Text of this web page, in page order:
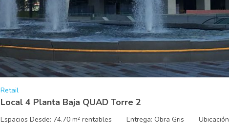
Retail
Local 4 Planta Baja QUAD Torre 2
Espacios Desde: 74.70 m² rentables Entrega: Obra Gris Ubicación